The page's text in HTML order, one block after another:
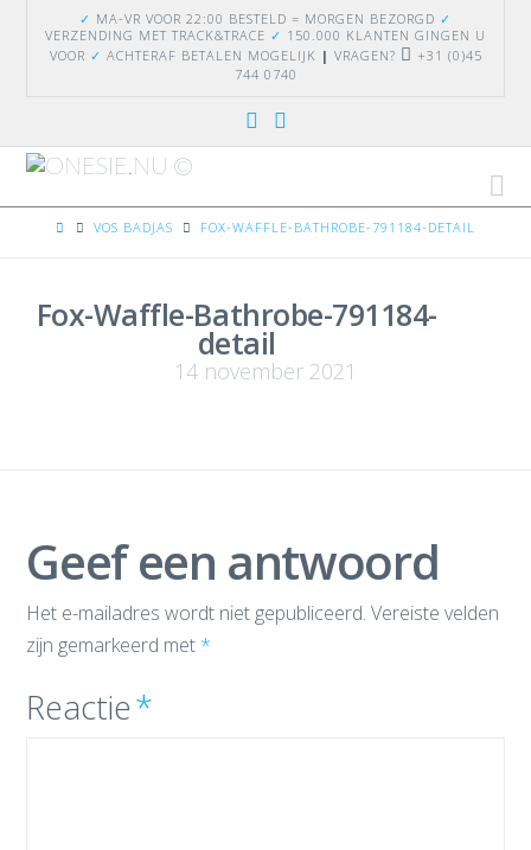
✓ MA-VR VOOR 22:00 BESTELD = MORGEN BEZORGD ✓
VERZENDING MET TRACK&TRACE ✓ 150.000 KLANTEN GINGEN U
VOOR ✓ ACHTERAF BETALEN MOGELIJK | VRAGEN?
+31 (0)45
744 0740
HOMEVOS BADJAS FOX-WAFFLE-BATHROBE-791184-DETAIL
Fox-Waffle-Bathrobe-791184-
detail
14 november 2021
Geef een antwoord
Het e-mailadres wordt niet gepubliceerd. Vereiste velden
zijn gemarkeerd met *
Reactie*